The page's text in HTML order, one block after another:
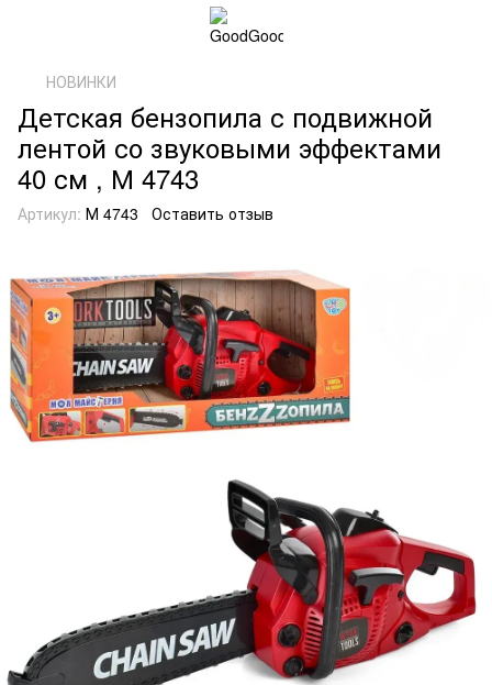
НОВИНКИ
Детская бензопила с подвижной
лентой со звуковыми эффектами
40 см , М 4743
Артикул: М 4743 Оставить отзыв